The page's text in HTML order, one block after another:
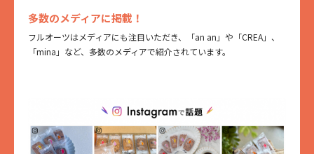
多数のメディアに掲載！
フルオーツはメディアにも注目いただき、「an an」や「CREA」、
「mina」など、多数のメディアで紹介されています。